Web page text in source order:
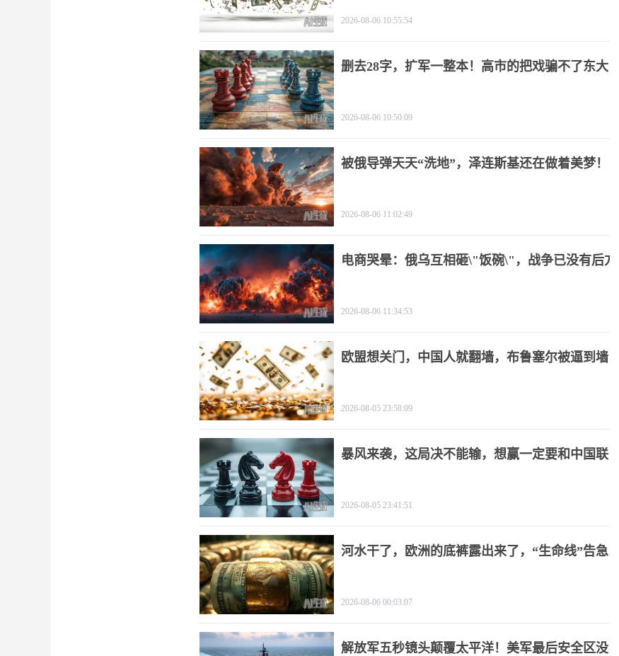
2026-08-06 10:55:54
删去28字，扩军一整本！高市的把戏骗不了东大
2026-08-06 10:50:09
被俄导弹天天“洗地”，泽连斯基还在做着美梦！
2026-08-06 11:02:49
电商哭晕：俄乌互相砸\"饭碗\"，战争已没有后方
2026-08-06 11:34:53
欧盟想关门，中国人就翻墙，布鲁塞尔被逼到墙
2026-08-05 23:58:09
暴风来袭，这局决不能输，想赢一定要和中国联
2026-08-05 23:41:51
河水干了，欧洲的底裤露出来了，“生命线”告急
2026-08-06 00:03:07
解放军五秒镜头颠覆太平洋！美军最后安全区没